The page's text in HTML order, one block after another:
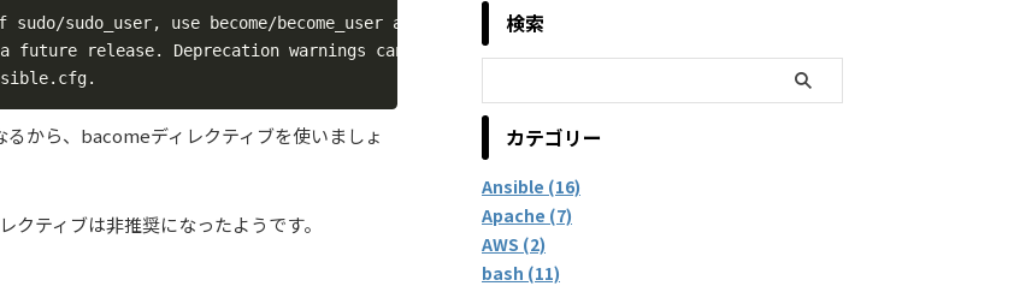
sudo_user, use become/become_user and sure become_method is
a future release. Deprecation warnings can be disabled by setting
から、bacomeディレクティブを使いましょ
クティブは非推奨になったようです。
検索
カテゴリー
Ansible (16)
Apache (7)
AWS (2)
bash (11)